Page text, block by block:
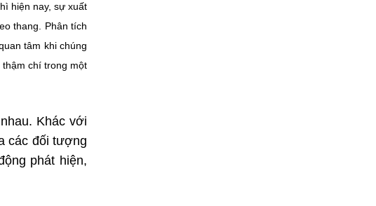
hiện nay, sự xuất
thang. Phân tích
tâm khi chúng
chí trong một
Khác với
các đối tượng
phát hiện,